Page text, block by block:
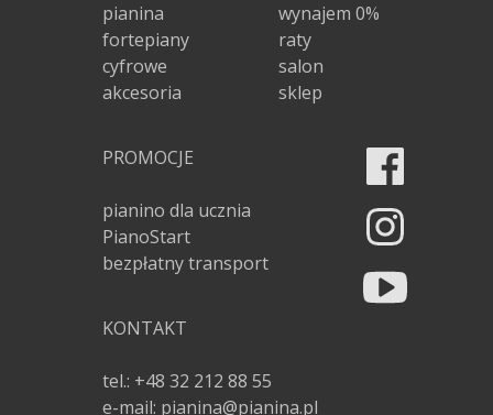
KONTAKT
tel.: +48 32 212 88 55
e-mail: pianina@pianina.pl
wynajem 0%
raty
salon
sklep
PROMOCJE
pianino dla ucznia
PianoStart
bezpłatny transport
pianina
fortepiany
cyfrowe
akcesoria